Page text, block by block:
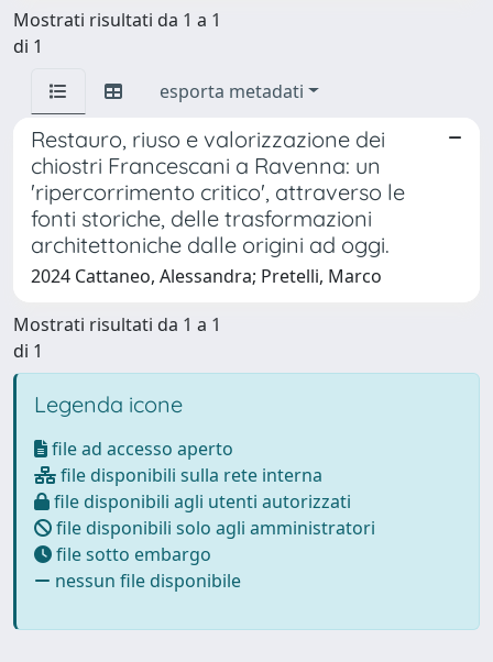
Mostrati risultati da 1 a 1
di 1
esporta metadati
Restauro, riuso e valorizzazione dei
chiostri Francescani a Ravenna: un
'ripercorrimento critico', attraverso le
fonti storiche, delle trasformazioni
architettoniche dalle origini ad oggi.
2024 Cattaneo, Alessandra; Pretelli, Marco
Mostrati risultati da 1 a 1
di 1
Legenda icone
file ad accesso aperto
file disponibili sulla rete interna
file disponibili agli utenti autorizzati
file disponibili solo agli amministratori
file sotto embargo
nessun file disponibile